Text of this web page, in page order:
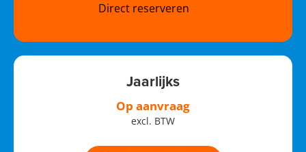
Direct reserveren
Jaarlijks
Op aanvraag
excl. BTW